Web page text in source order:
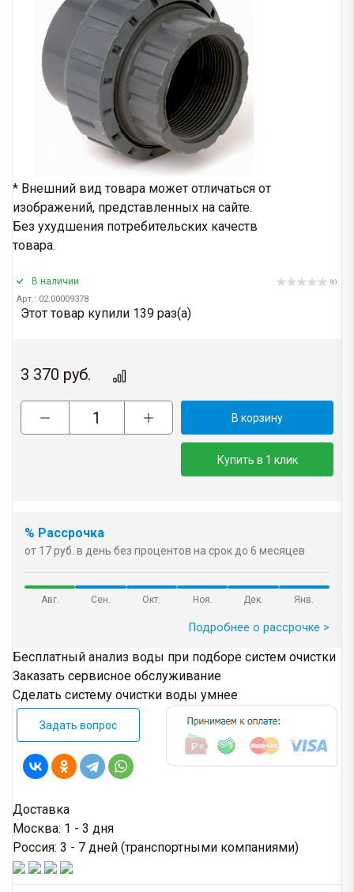
* Внешний вид товара может отличаться от
изображений, представленных на сайте.
Без ухудшения потребительских качеств
товара.
В наличии
Арт.: 02.00009378
(0)
Этот товар купили 139 раз(a)
3 370 руб.
В корзину
Купить в 1 клик
% Рассрочка
от 17 руб. в день без процентов на срок до 6 месяцев
Авг. Сен. Окт. Ноя. Дек. Янв.
Подробнее о рассрочке >
Бесплатный анализ воды при подборе систем очистки
Заказать сервисное обслуживание
Сделать систему очистки воды умнее
Задать вопрос
Доставка
Москва: 1 - 3 дня
Россия: 3 - 7 дней (транспортными компаниями)